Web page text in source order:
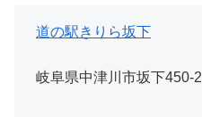
道の駅きりら坂下
岐阜県中津川市坂下450-2